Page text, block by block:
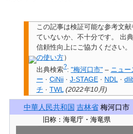
この記事は検証可能な参考文
ていないか、不十分です。
出
信頼性向上にご協力ください。
の使い方）
出典検索?: "梅河口市"– ニュー
ー · CiNii · J-STAGE · NDL ·
チ · TWL (2022年10月)
中華人民共和国 吉林省 梅河口市
旧称： 海竜庁・海竜県